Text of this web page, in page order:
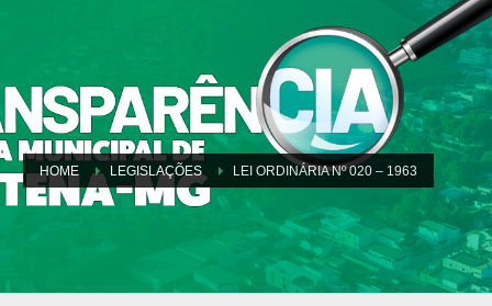
HOME LEGISLAÇÕES LEI ORDINÁRIA Nº 020 – 1963